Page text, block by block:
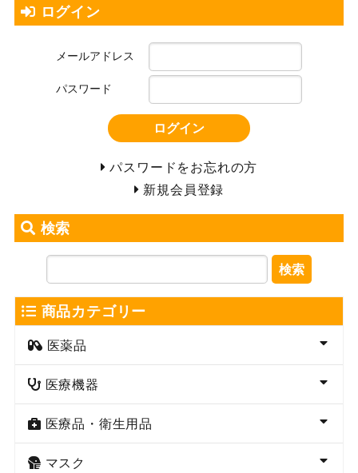
ログイン
メールアドレス
パスワード
ログイン
パスワードをお忘れの方
新規会員登録
検索
検索
商品カテゴリー
医薬品
医療機器
医療品・衛生用品
マスク